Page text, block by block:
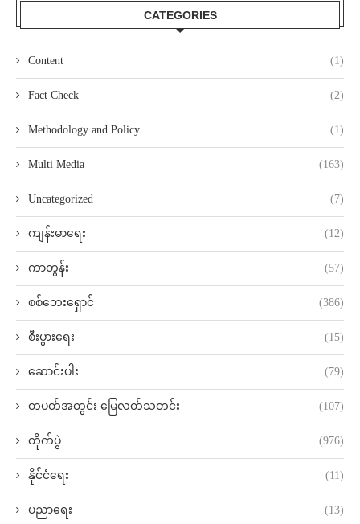
CATEGORIES
Content (1)
Fact Check (2)
Methodology and Policy (1)
Multi Media (163)
Uncategorized (7)
ကျန်းမာရေး (12)
ကာတွန်း (57)
စစ်ဘေးရှောင် (386)
စီးပွားရေး (15)
ဆောင်းပါး (79)
တပတ်အတွင်း မြေလတ်သတင်း (107)
တိုက်ပွဲ (976)
နိုင်ငံရေး (11)
ပညာရေး (13)